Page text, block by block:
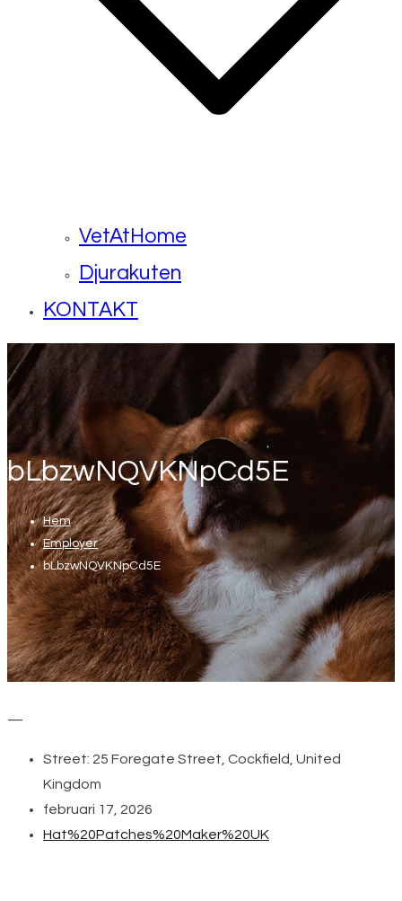
VetAtHome
Djurakuten
KONTAKT
bLbzwNQVKNpCd5E
Hem
Employer
bLbzwNQVKNpCd5E
—
Street: 25 Foregate Street, Cockfield, United
Kingdom
februari 17, 2026
Hat%20Patches%20Maker%20UK